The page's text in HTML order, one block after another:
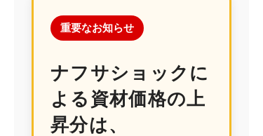
重要なお知らせ
ナフサショックに
よる資材価格の上
昇分は、